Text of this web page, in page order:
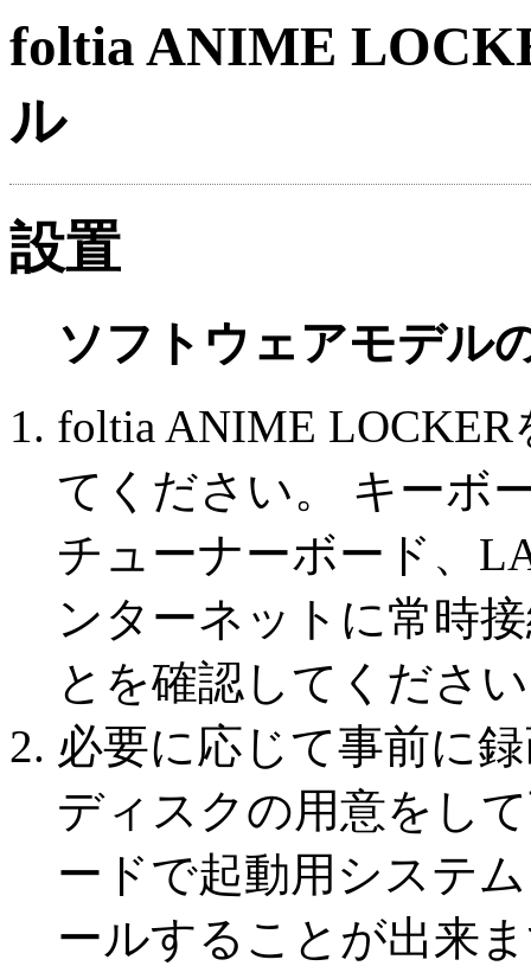
foltia ANIME
ル
設置
ソフトウェアモデル
foltia ANIME
てください。 キーボ
チューナーボード、
ンターネットに常時
とを確認してくださ
必要に応じて事前に
ディスクの用意をし
ードで起動用システ
ールすることが出来